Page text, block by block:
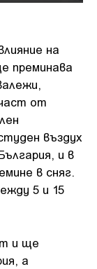
на
преминава
от
въздух
и в
в сняг.
5 и 15
и ще
а